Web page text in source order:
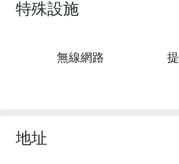
讓您感受到如同家ㄧ般的溫馨
論是獨自旅行、商務出差還是
歐法行旅優惠、歐法行旅住宿
特殊設施
無線網路
地址